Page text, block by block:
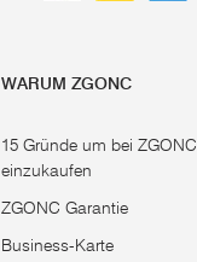
WARUM ZGONC
15 Gründe um bei ZGONC
einzukaufen
ZGONC Garantie
Business-Karte